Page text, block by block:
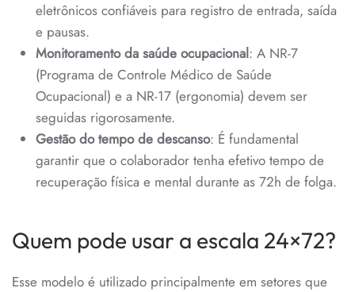
eletrônicos confiáveis para registro de entrada, saída
e pausas.
Monitoramento da saúde ocupacional: A NR-7
(Programa de Controle Médico de Saúde
Ocupacional) e a NR-17 (ergonomia) devem ser
seguidas rigorosamente.
Gestão do tempo de descanso: É fundamental
garantir que o colaborador tenha efetivo tempo de
recuperação física e mental durante as 72h de folga.
Quem pode usar a escala 24×72?
Esse modelo é utilizado principalmente em setores que